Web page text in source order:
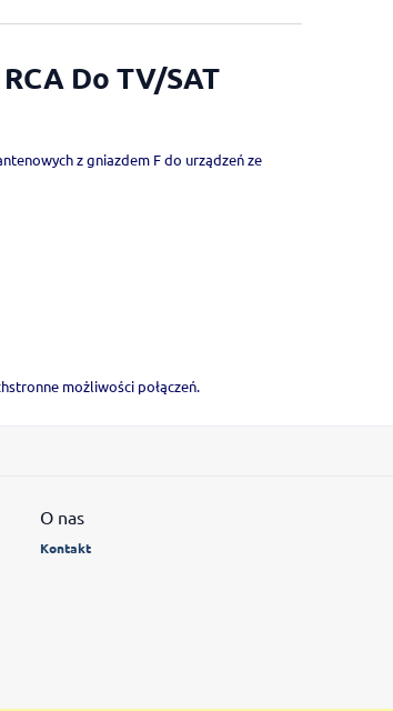
Do TV/SAT
z gniazdem F do urządzeń ze
możliwości połączeń.
O nas
Kontakt